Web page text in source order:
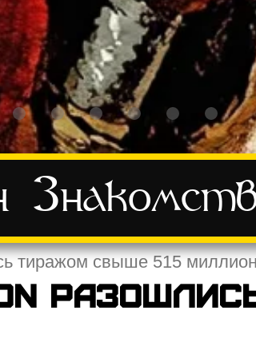
тиражом свыше 515